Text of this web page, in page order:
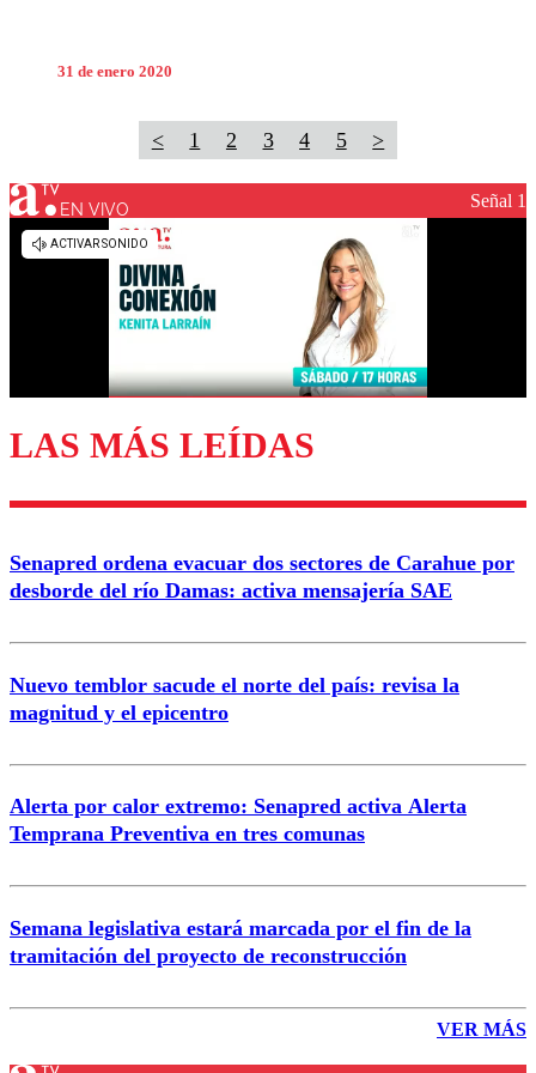
31 de enero 2020
< 1 2 3 4 5 >
EN VIVO Señal 1
LAS MÁS LEÍDAS
Senapred ordena evacuar dos sectores de Carahue por
desborde del río Damas: activa mensajería SAE
Nuevo temblor sacude el norte del país: revisa la
magnitud y el epicentro
Alerta por calor extremo: Senapred activa Alerta
Temprana Preventiva en tres comunas
Semana legislativa estará marcada por el fin de la
tramitación del proyecto de reconstrucción
VER MÁS